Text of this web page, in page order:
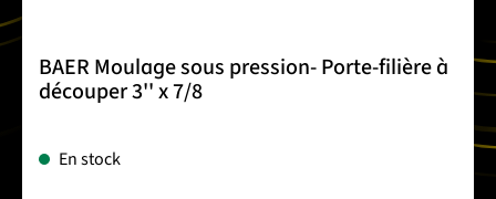
BAER Moulage sous pression- Porte-filière à
découper 3'' x 7/8
En stock